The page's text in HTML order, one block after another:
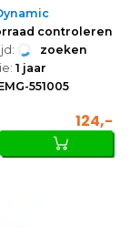
controleren
zoeken
1 jaar
551005
124,-